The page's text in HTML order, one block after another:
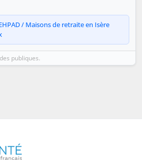
/ Maisons de retraite en Isère
publiques.